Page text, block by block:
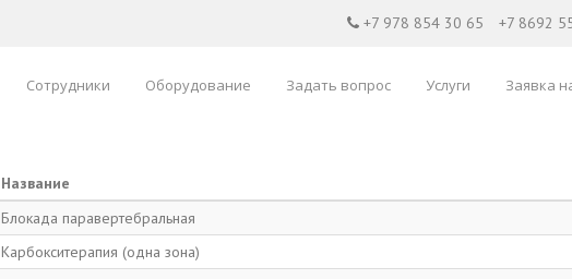
+7 978 854 30 65 +7 8692
Сотрудники Оборудование Задать вопрос Услуги Заявка
Название
Блокада паравертебральная
Карбокситерапия (одна зона)